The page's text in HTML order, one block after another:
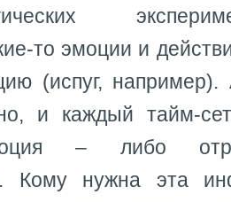
то эмоции и
(испуг, например).
и каждый тайм-
– либо
Кому нужна эта